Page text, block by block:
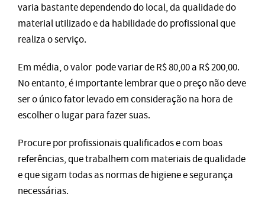
varia bastante dependendo do local, da qualidade do
material utilizado e da habilidade do profissional que
realiza o serviço.
Em média, o valor pode variar de R$ 80,00 a R$ 200,00.
No entanto, é importante lembrar que o preço não deve
ser o único fator levado em consideração na hora de
escolher o lugar para fazer suas.
Procure por profissionais qualificados e com boas
referências, que trabalhem com materiais de qualidade
e que sigam todas as normas de higiene e segurança
necessárias.